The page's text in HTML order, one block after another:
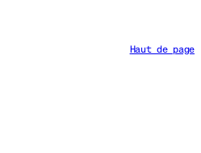
Haut de page